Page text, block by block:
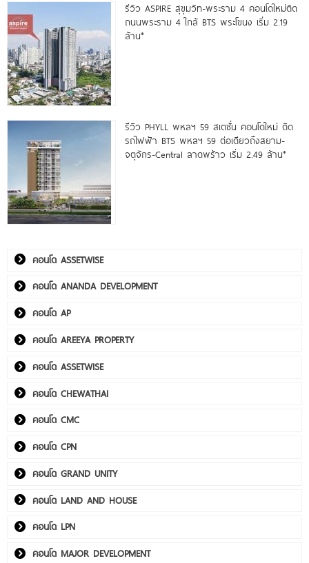
รีวิว ASPIRE สุขุมวิท-พระราม 4 คอนโดใหม่ติด
ถนนพระราม 4 ใกล้ BTS พระโขนง เริ่ม 2.19
ล้าน*
รีวิว PHYLL พหลฯ 59 สเตชั่น คอนโดใหม่ ติด
รถไฟฟ้า BTS พหลฯ 59 ต่อเดียวถึงสยาม-
จตุจักร-Central ลาดพร้าว เริ่ม 2.49 ล้าน*
คอนโด ASSETWISE
คอนโด ANANDA DEVELOPMENT
คอนโด AP
คอนโด AREEYA PROPERTY
คอนโด ASSETWISE
คอนโด CHEWATHAI
คอนโด CMC
คอนโด CPN
คอนโด GRAND UNITY
คอนโด LAND AND HOUSE
คอนโด LPN
คอนโด MAJOR DEVELOPMENT